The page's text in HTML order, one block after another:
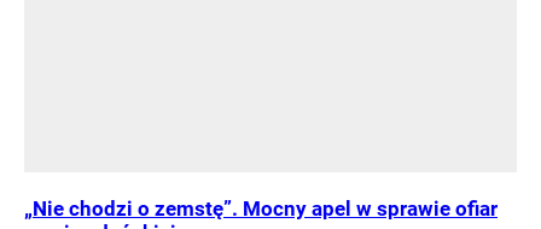
„Nie chodzi o zemstę”. Mocny apel w sprawie ofiar